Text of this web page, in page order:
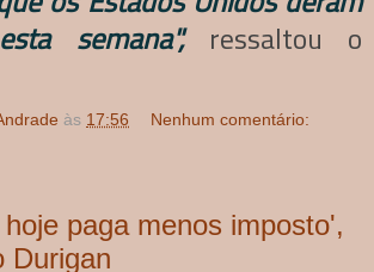
semana", ressaltou o
às 17:56 Nenhum comentário:
paga menos imposto',
Durigan